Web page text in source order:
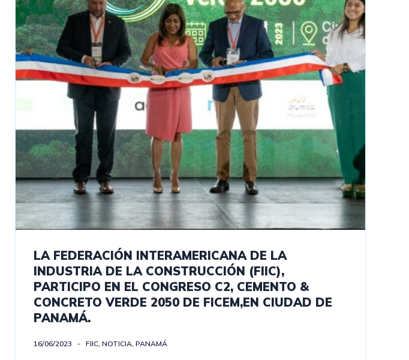
LA FEDERACIÓN INTERAMERICANA DE LA
INDUSTRIA DE LA CONSTRUCCIÓN (FIIC),
PARTICIPO EN EL CONGRESO C2, CEMENTO &
CONCRETO VERDE 2050 DE FICEM,EN CIUDAD DE
PANAMÁ.
16/06/2023 FIIC, NOTICIA, PANAMÁ